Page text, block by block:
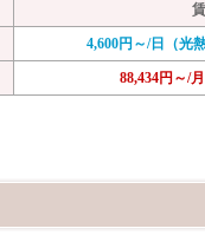
4,600円～/日（光
88,434円～/